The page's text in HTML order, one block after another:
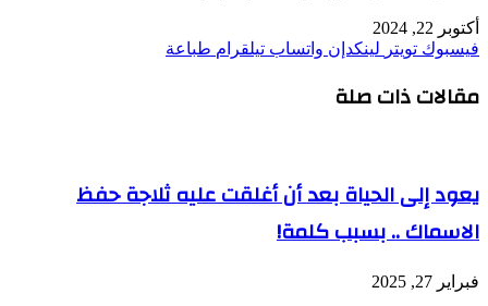
أكتوبر 22, 2024
فيسبوك تويتر لينكدإن واتساب تيلقرام طباعة
مقالات ذات صلة
يعود إلى الحياة بعد أن أغلقت عليه ثلاجة حفظ
الاسماك .. بسبب كلمة!
فبراير 27, 2025